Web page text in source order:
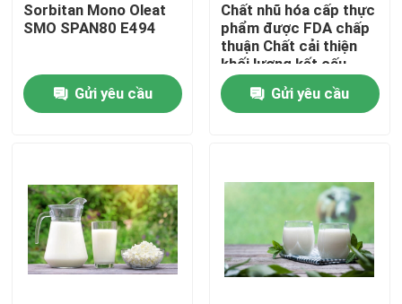
Trang chủ
video
Chương trình VR
Sorbitan Mono Oleat
SMO SPAN80 E494
Gửi yêu cầu
Chất nhũ hóa cấp thực
phẩm được FDA chấp
thuận Chất cải thiện
khối lượng kết cấu
bánh mì DMG
Gửi yêu cầu